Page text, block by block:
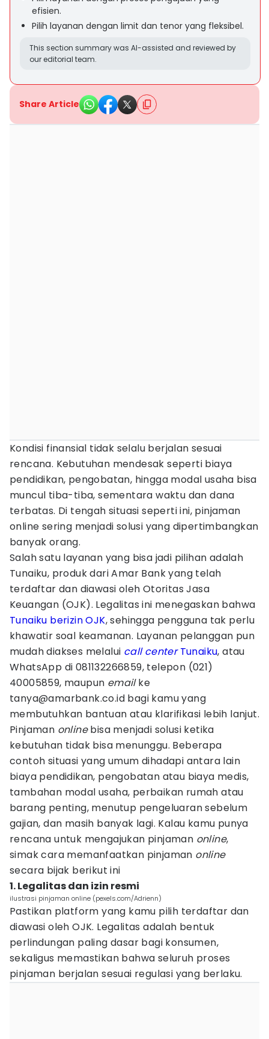
efisien.
Pilih layanan dengan limit dan tenor yang fleksibel.
This section summary was AI-assisted and reviewed by
our editorial team.
Share Article
Kondisi finansial tidak selalu berjalan sesuai
rencana. Kebutuhan mendesak seperti biaya
pendidikan, pengobatan, hingga modal usaha bisa
muncul tiba-tiba, sementara waktu dan dana
terbatas. Di tengah situasi seperti ini, pinjaman
online sering menjadi solusi yang dipertimbangkan
banyak orang.
Salah satu layanan yang bisa jadi pilihan adalah
Tunaiku, produk dari Amar Bank yang telah
terdaftar dan diawasi oleh Otoritas Jasa
Keuangan (OJK). Legalitas ini menegaskan bahwa
Tunaiku berizin OJK, sehingga pengguna tak perlu
khawatir soal keamanan. Layanan pelanggan pun
mudah diakses melalui call centerTunaiku, atau
WhatsApp di 081132266859, telepon (021)
40005859, maupun emailke
tanya@amarbank.co.id bagi kamu yang
membutuhkan bantuan atau klarifikasi lebih lanjut.
Pinjaman onlinebisa menjadi solusi ketika
kebutuhan tidak bisa menunggu. Beberapa
contoh situasi yang umum dihadapi antara lain
biaya pendidikan, pengobatan atau biaya medis,
tambahan modal usaha, perbaikan rumah atau
barang penting, menutup pengeluaran sebelum
gajian, dan masih banyak lagi. Kalau kamu punya
rencana untuk mengajukan pinjaman online,
simak cara memanfaatkan pinjaman online
secara bijak berikut ini
1. Legalitas dan izin resmi
ilustrasi pinjaman online (pexels.com/Adrienn)
Pastikan platform yang kamu pilih terdaftar dan
diawasi oleh OJK. Legalitas adalah bentuk
perlindungan paling dasar bagi konsumen,
sekaligus memastikan bahwa seluruh proses
pinjaman berjalan sesuai regulasi yang berlaku.